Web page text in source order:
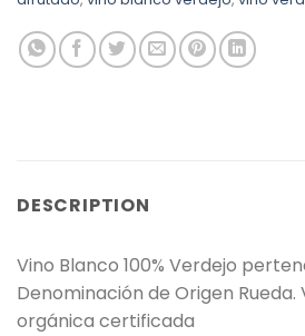
DESCRIPTION
Vino Blanco 100% Verdejo
Denominación de Origen
orgánica certificada